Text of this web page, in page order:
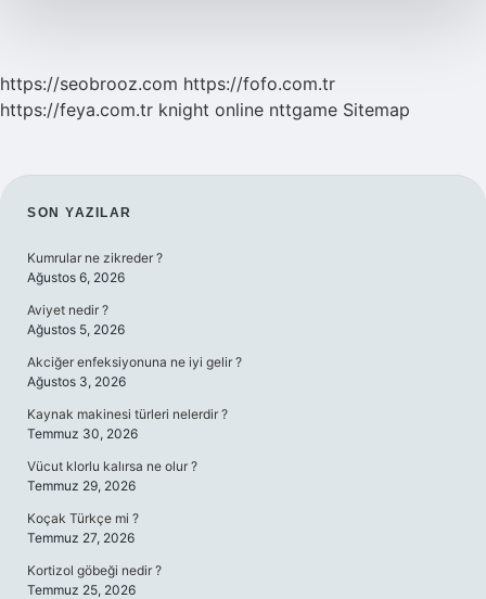
https://seobrooz.com https://fofo.com.tr
https://feya.com.tr knight online nttgame Sitemap
SIDEBAR
SON YAZILAR
Kumrular ne zikreder ?
Ağustos 6, 2026
Aviyet nedir ?
Ağustos 5, 2026
Akciğer enfeksiyonuna ne iyi gelir ?
Ağustos 3, 2026
Kaynak makinesi türleri nelerdir ?
Temmuz 30, 2026
Vücut klorlu kalırsa ne olur ?
Temmuz 29, 2026
Koçak Türkçe mi ?
Temmuz 27, 2026
Kortizol göbeği nedir ?
Temmuz 25, 2026